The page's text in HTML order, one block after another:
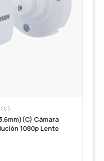
Cámara
1080p Lente